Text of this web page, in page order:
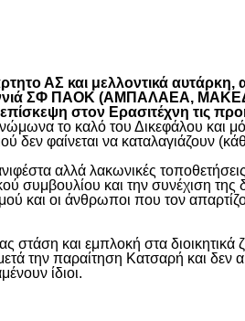
ΑΣ και μελλοντικά αυτάρκη,
εννιά ΣΦ ΠΑΟΚ (ΑΜΠΑΛΑΕΑ,
στον Ερασιτέχνη τις
το καλό του Δικεφάλου και
φαίνεται να καταλαγιάζουν
αλλά λακωνικές
συμβουλίου και την συνέχιση
και οι άνθρωποι που τον
στάση και εμπλοκή στα
την παραίτηση Κατσαρή και δεν
ίδιοι.